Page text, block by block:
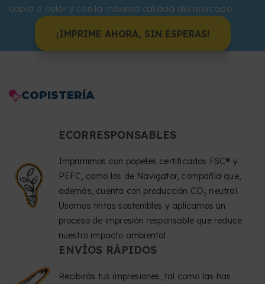
copia a color y con la máxima calidad del mercado.
¡IMPRIME AHORA, SIN ESPERAS!
COPISTERÍA
ECORRESPONSABLES
Imprimimos con papeles certificados FSC® y
PEFC, como los de Navigator, compañía que,
además, cuenta con producción CO₂ neutral.
Usamos tintas sostenibles y aplicamos un
proceso de impresión responsable que reduce
nuestro impacto ambiental.
ENVÍOS RÁPIDOS
Recibirás tus impresiones, tal como las has